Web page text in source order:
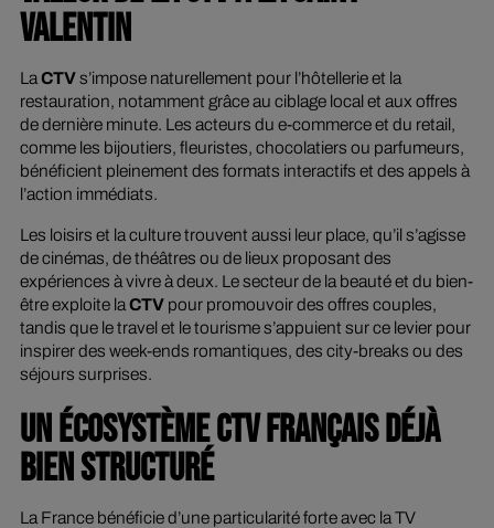
VALENTIN
LaCTVs’impose naturellement pour l’hôtellerie et la
restauration, notamment grâce au ciblage local et aux offres
de dernière minute. Les acteurs du e-commerce et du retail,
comme les bijoutiers, fleuristes, chocolatiers ou parfumeurs,
bénéficient pleinement des formats interactifs et des appels à
l’action immédiats.
Les loisirs et la culture trouvent aussi leur place, qu’il s’agisse
de cinémas, de théâtres ou de lieux proposant des
expériences à vivre à deux. Le secteur de la beauté et du bien-
être exploite laCTV pour promouvoir des offres couples,
tandis que le travel et le tourisme s’appuient sur ce levier pour
inspirer des week-ends romantiques, des city-breaks ou des
séjours surprises.
UN ÉCOSYSTÈME CTV FRANÇAIS DÉJÀ
BIEN STRUCTURÉ
La France bénéficie d’une particularité forte avec la TV